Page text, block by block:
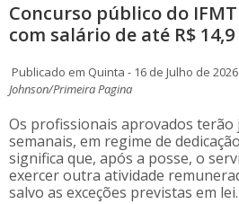
Concurso público do
com salário de até R$
Publicado em Quinta - 16 de Julho de
Johnson/Primeira Pagina
Os profissionais aprovados terão
semanais, em regime de
significa que, após a posse, o
exercer outra atividade
salvo as exceções previstas em lei.